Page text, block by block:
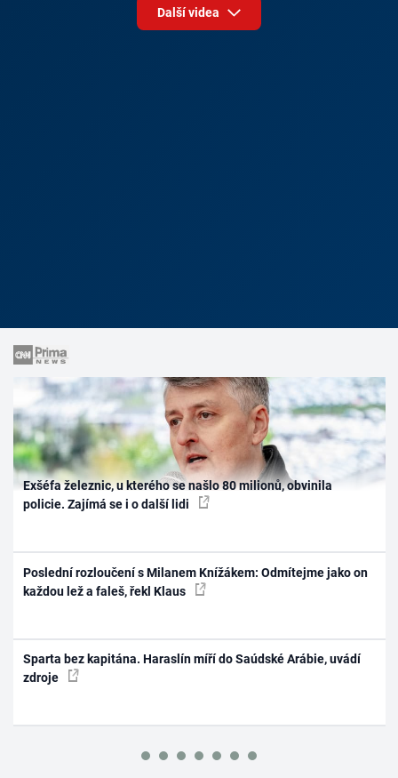
Další videa
Exšéfa železnic, u kterého se našlo 80 milionů, obvinila
policie. Zajímá se i o další lidi
Poslední rozloučení s Milanem Knížákem: Odmítejme jako on
každou lež a faleš, řekl Klaus
Sparta bez kapitána. Haraslín míří do Saúdské Arábie, uvádí
zdroje